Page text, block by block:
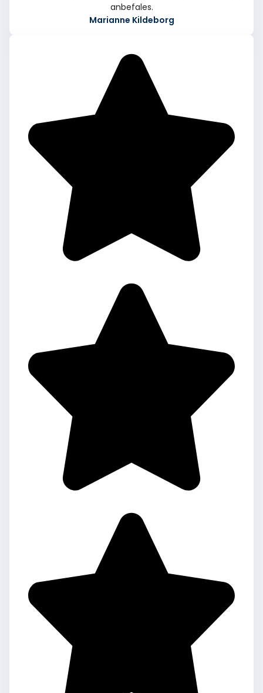
anbefales.
Marianne Kildeborg